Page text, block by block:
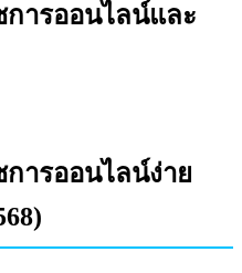
ารออนไลน์และ
ารออนไลน์ง่าย